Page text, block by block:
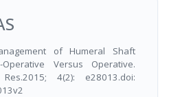
of Humeral Shaft
Operative Versus Operative.
4(2): e28013.doi: